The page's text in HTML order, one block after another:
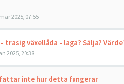
2025, 07:55
- trasig växellåda - laga? Sälja?
2025, 20:38
inte hur detta fungerar